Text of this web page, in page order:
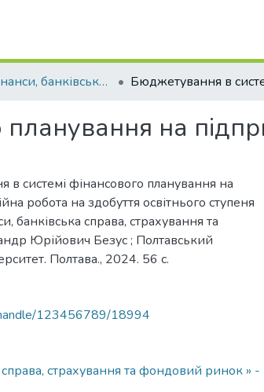
072 «Фінанси, банківська справа, страхування та фондовий ринок » - Магістри 2024-2025
на
системі фінансового планування на
робота на здобуття освітнього ступеня
банківська справа, страхування та
Юрійович Безус ; Полтавський
Полтава., 2024. 56 с.
123456789/18994
страхування та фондовий ринок » -